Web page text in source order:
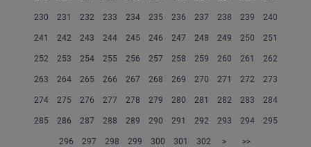
230 231 232 233 234 235 236 237 238 239 240
241 242 243 244 245 246 247 248 249 250 251
252 253 254 255 256 257 258 259 260 261 262
263 264 265 266 267 268 269 270 271 272 273
274 275 276 277 278 279 280 281 282 283 284
285 286 287 288 289 290 291 292 293 294 295
296 297 298 299 300 301 302 > >>